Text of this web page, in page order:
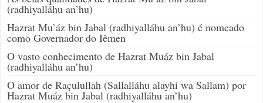
(radhiyalláhu an’hu)
Hazrat Mu’áz bin Jabal (radhiyalláhu an’hu) é nomeado
como Governador do Iêmen
O vasto conhecimento de Hazrat Muáz bin Jabal
(radhiyalláhu an’hu)
O amor de Raçulullah (Sallalláhu alayhi wa Sallam) por
Hazrat Muáz bin Jabal (radhiyalláhu an’hu)